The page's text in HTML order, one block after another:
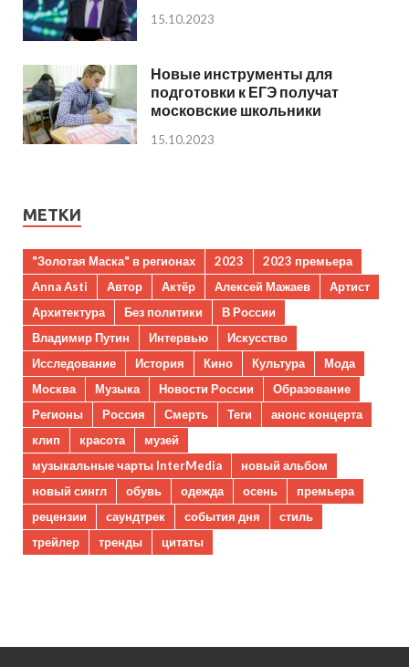
15.10.2023
Новые инструменты для
подготовки к ЕГЭ получат
московские школьники
15.10.2023
МЕТКИ
"Золотая Маска" в регионах 2023
2023 премьера
Anna Asti
Автор Актёр Алексей Мажаев
Артист
Архитектура
Без политики
В России
Владимир Путин
Интервью
Искусство
Исследование
История Кино Культура
Мода
Москва
Музыка Новости России
Образование
Регионы
Россия Смерть Теги
анонс концерта
клип
красота
музей
музыкальные чарты InterMedia
новый альбом
новый сингл
обувь одежда осень
премьера
рецензии
саундтрек события дня
стиль
трейлер
тренды цитаты